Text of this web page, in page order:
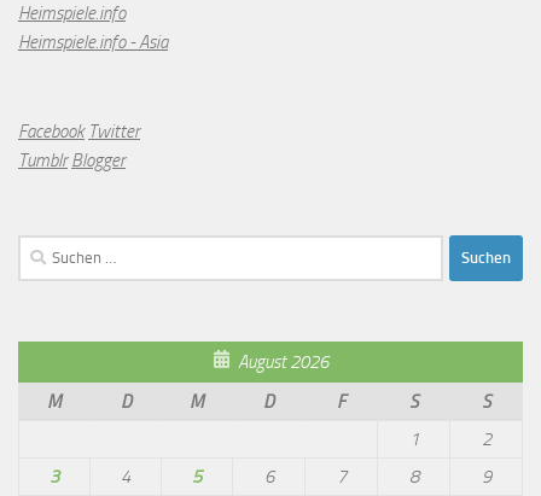
Heimspiele.info
Heimspiele.info - Asia
Facebook Twitter
Tumblr Blogger
Suchen
nach:
August 2026
M
D M D F S
S
1
2
3
4 5 6 7 8 9